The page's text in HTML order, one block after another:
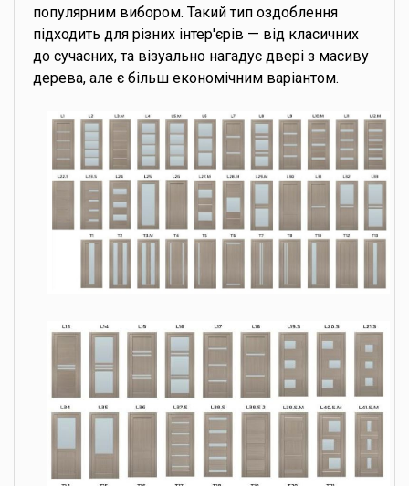
популярним вибором. Такий тип оздоблення
підходить для різних інтер'єрів — від класичних
до сучасних, та візуально нагадує двері з масиву
дерева, але є більш економічним варіантом.